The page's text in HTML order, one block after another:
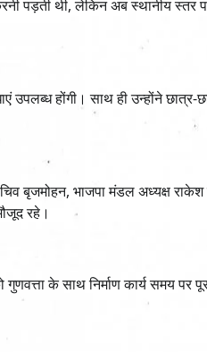
पड़ती थी, लेकिन अब स्थानीय
उपलब्ध होंगी। साथ ही उन्होंने छात्र-
बृजमोहन, भाजपा मंडल अध्यक्ष राकेश
रहे।
गुणवत्ता के साथ निर्माण कार्य समय पर